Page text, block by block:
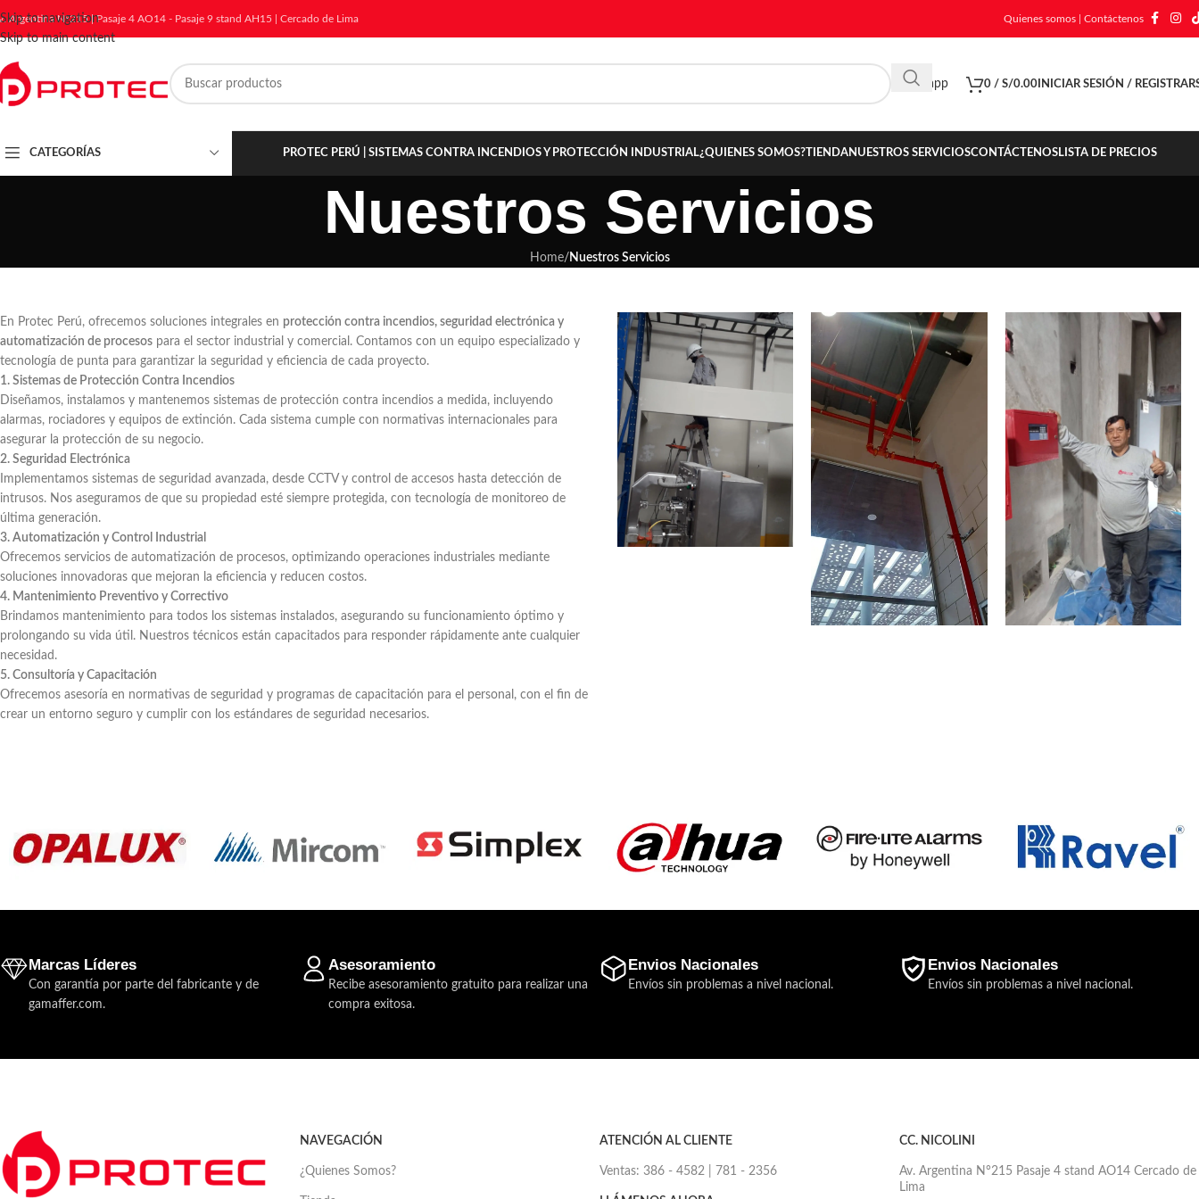
Skip to navigation
Skip to main content
Argentina N°215 | Pasaje 4 AO14 - Pasaje 9 stand AH15 | Cercado de Lima Quienes somos Contáctenos
Whatsapp 0 / S/0.00 INICIAR SESIÓN /
CATEGORÍAS PROTEC PERÚ | SISTEMAS CONTRA INCENDIOS Y PROTECCIÓN INDUSTRIAL¿QUIENES SOMOS?TIENDANUESTROS SERVICIOSCONTÁCTENOSLISTA DE PRECIOS
Nuestros Servicios
Home/ Nuestros Servicios
En Protec Perú, ofrecemos soluciones integrales en protección contra incendios, seguridad electrónica y
automatización de procesos para el sector industrial y comercial. Contamos con un equipo especializado y
tecnología de punta para garantizar la seguridad y eficiencia de cada proyecto.
1. Sistemas de Protección Contra Incendios
Diseñamos, instalamos y mantenemos sistemas de protección contra incendios a medida, incluyendo
alarmas, rociadores y equipos de extinción. Cada sistema cumple con normativas internacionales para
asegurar la protección de su negocio.
2. Seguridad Electrónica
Implementamos sistemas de seguridad avanzada, desde CCTV y control de accesos hasta detección de
intrusos. Nos aseguramos de que su propiedad esté siempre protegida, con tecnología de monitoreo de
última generación.
3. Automatización y Control Industrial
Ofrecemos servicios de automatización de procesos, optimizando operaciones industriales mediante
soluciones innovadoras que mejoran la eficiencia y reducen costos.
4. Mantenimiento Preventivo y Correctivo
Brindamos mantenimiento para todos los sistemas instalados, asegurando su funcionamiento óptimo y
prolongando su vida útil. Nuestros técnicos están capacitados para responder rápidamente ante cualquier
necesidad.
5. Consultoría y Capacitación
Ofrecemos asesoría en normativas de seguridad y programas de capacitación para el personal, con el fin de
crear un entorno seguro y cumplir con los estándares de seguridad necesarios.
Marcas Líderes
Con garantía por parte del fabricante y de
gamaffer.com.
Asesoramiento
Recibe asesoramiento gratuito para realizar una
compra exitosa.
Envios Nacionales
Envíos sin problemas a nivel nacional.
Envios Nacionales
Envíos sin problemas a nivel nacional.
NAVEGACIÓN
¿Quienes Somos?
ATENCIÓN AL CLIENTE
Ventas: 386 - 4582 | 781 - 2356
CC. NICOLINI
Av. Argentina N°215 Pasaje 4 stand AO14 Cercado de
Lima